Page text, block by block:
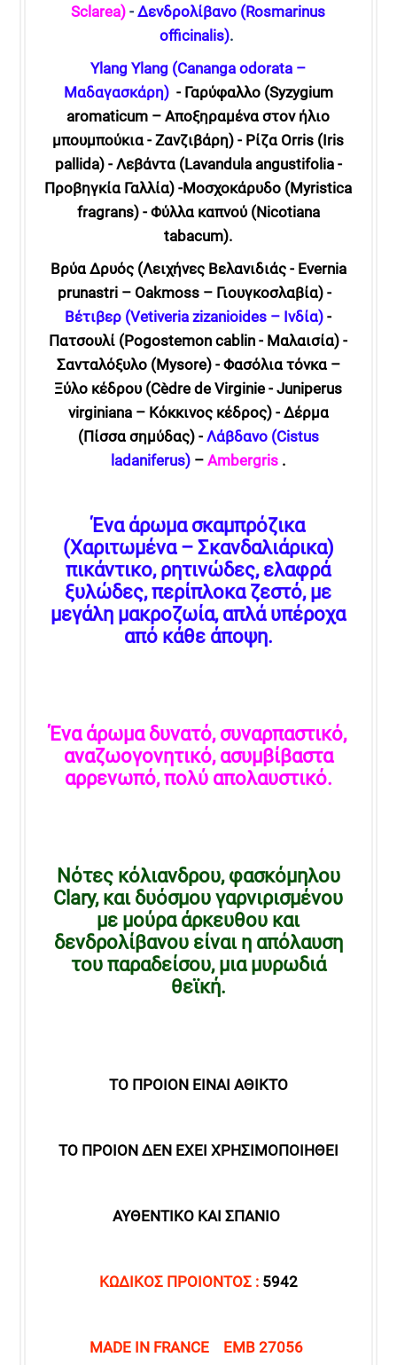
Sclarea) -Δενδρολίβανο (Rosmarinus
officinalis).
Ylang Ylang (Cananga odorata –
Μαδαγασκάρη)- Γαρύφαλλο (Syzygium
aromaticum – Αποξηραμένα στον ήλιο
μπουμπούκια - Ζανζιβάρη) - Ρίζα Orris (Iris
pallida) - Λεβάντα (Lavandula angustifolia -
Προβηγκία Γαλλία)-Μοσχοκάρυδο (Myristica
fragrans) - Φύλλα καπνού (Nicotiana
tabacum).
Βρύα Δρυός (Λειχήνες Βελανιδιάς - Evernia
prunastri – Oakmoss – Γιουγκοσλαβία) -
Βέτιβερ (Vetiveria zizanioides – Ινδία) -
Πατσουλί (Pogostemon cablin - Μαλαισία) -
Σανταλόξυλο (Mysore) - Φασόλια τόνκα –
Ξύλο κέδρου (Cèdre de Virginie - Juniperus
virginiana – Kόκκινος κέδρος) - Δέρμα
(Πίσσα σημύδας) - Λάβδανο (Cistus
ladaniferus) –Ambergris .
Ένα άρωμα σκαμπρόζικα
(Χαριτωμένα – Σκανδαλιάρικα)
πικάντικο, ρητινώδες, ελαφρά
ξυλώδες, περίπλοκα ζεστό, με
μεγάλη μακροζωία, απλά υπέροχα
από κάθε άποψη.
Ένα άρωμα δυνατό, συναρπαστικό,
αναζωογονητικό, ασυμβίβαστα
αρρενωπό, πολύ απολαυστικό.
Νότες κόλιανδρου, φασκόμηλου
Clary, και δυόσμου γαρνιρισμένου
με μούρα άρκευθου και
δενδρολίβανου είναι η απόλαυση
του παραδείσου, μια μυρωδιά
θεϊκή.
ΤΟ ΠΡΟΙΟΝ ΕΙΝΑΙ ΑΘΙΚΤΟ
ΤΟ ΠΡΟΙΟΝ ΔΕΝ ΕΧΕΙ ΧΡΗΣΙΜΟΠΟΙΗΘΕΙ
ΑΥΘΕΝΤΙΚΟ ΚΑΙ ΣΠΑΝΙΟ
KΩΔΙΚΟΣ ΠΡΟΙΟΝΤΟΣ :5942
MADE IN FRANCE EMB 27056